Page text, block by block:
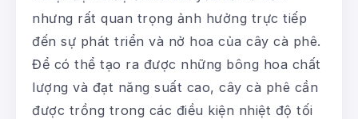
nhưng rất quan trọng ảnh hưởng trực tiếp
đến sự phát triển và nở hoa của cây cà phê.
Để có thể tạo ra được những bông hoa chất
lượng và đạt năng suất cao, cây cà phê cần
được trồng trong các điều kiện nhiệt độ tối